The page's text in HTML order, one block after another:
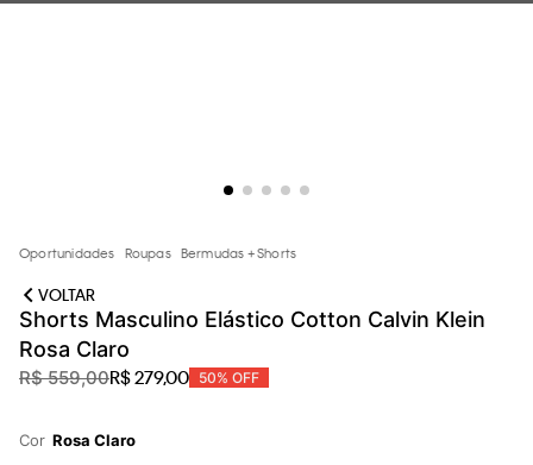
Oportunidades Roupas Bermudas + Shorts
VOLTAR
Shorts Masculino Elástico Cotton Calvin Klein
Rosa Claro
R$ 559,00R$279,00 50% OFF
Cor Rosa Claro